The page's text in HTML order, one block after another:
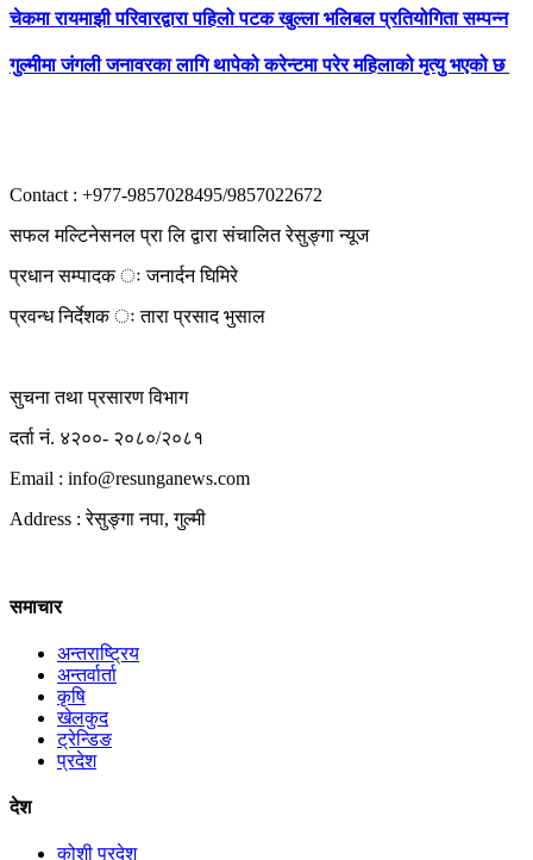
चेकमा रायमाझी परिवारद्वारा पहिलो पटक खुल्ला भलिबल प्रतियोगिता सम्पन्न
गुल्मीमा जंगली जनावरका लागि थापेको करेन्टमा परेर महिलाको मृत्यु भएको छ
Contact : +977-9857028495/9857022672
सफल मल्टिनेसनल प्रा लि द्वारा संचालित रेसुङ्गा न्यूज
प्रधान सम्पादक ः जनार्दन घिमिरे
प्रवन्ध निर्देशक ः तारा प्रसाद भुसाल
सुचना तथा प्रसारण विभाग
दर्ता नं. ४२००- २०८०/२०८१
Email : info@resunganews.com
Address : रेसुङ्गा नपा, गुल्मी
समाचार
अन्तराष्ट्रिय
अन्तर्वार्ता
कृषि
खेलकुद
ट्रेन्डिङ
प्रदेश
देश
कोशी प्रदेश